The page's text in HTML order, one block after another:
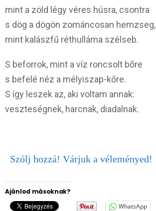
mint a zöld légy véres húsra, csontra
s dög a dögön zománcosan hemzseg,
mint kalászfű réthulláma szélseb.
S beforrok, mint a víz roncsolt bőre
s befelé néz a mélyiszap-kőre.
S így leszek az, aki voltam annak:
veszteségnek, harcnak, diadalnak.
Szólj hozzá! Várjuk a véleményed!
Ajánlod másoknak?
WhatsApp